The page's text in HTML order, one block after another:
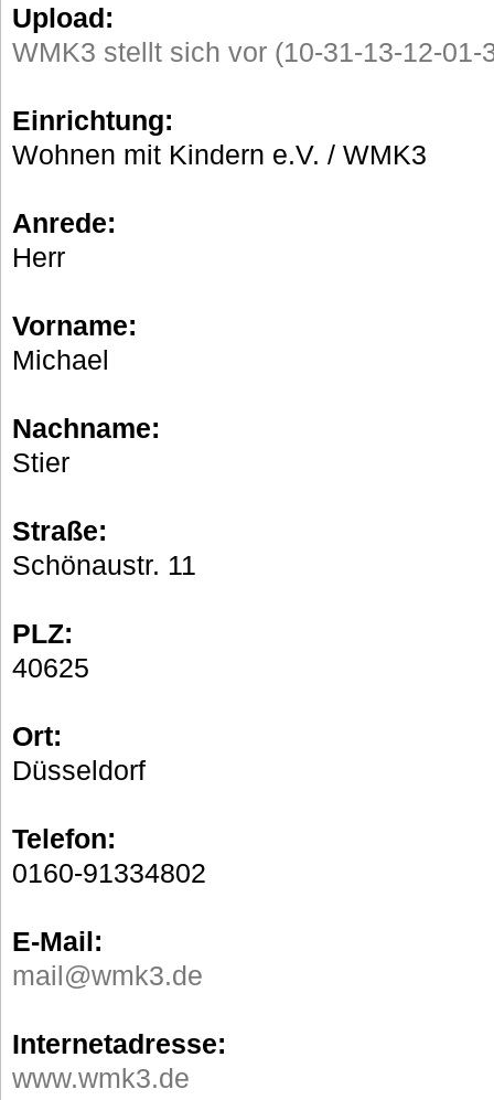
Upload:
WMK3 stellt sich vor (10-31-13-12-01-
Einrichtung:
Wohnen mit Kindern e.V. / WMK3
Anrede:
Herr
Vorname:
Michael
Nachname:
Stier
Straße:
Schönaustr. 11
PLZ:
40625
Ort:
Düsseldorf
Telefon:
0160-91334802
E-Mail:
mail@wmk3.de
Internetadresse:
www.wmk3.de